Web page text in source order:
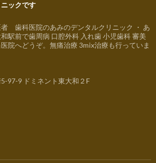
ックです
歯科医院のあみのデンタルクリニック ・ あ
駅前で歯周病 口腔外科 入れ歯 小児歯科 審美
院へどうぞ。無痛治療 3mix治療も行っていま
97-9 ドミネント東大和２F